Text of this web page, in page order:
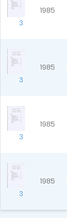
3
1985
3
1985
3
1985
3
1985